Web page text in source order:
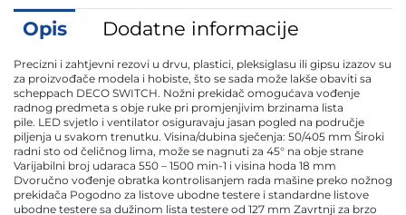
Opis Dodatne informacije
Precizni i zahtjevni rezovi u drvu, plastici, pleksiglasu ili gipsu izazov su
za proizvođače modela i hobiste, što se sada može lakše obaviti sa
scheppach DECO SWITCH. Nožni prekidač omogućava vođenje
radnog predmeta s obje ruke pri promjenjivim brzinama lista
pile. LED svjetlo i ventilator osiguravaju jasan pogled na područje
piljenja u svakom trenutku. Visina/dubina sječenja: 50/405 mm Široki
radni sto od čeličnog lima, može se nagnuti za 45° na obje strane
Varijabilni broj udaraca 550 – 1500 min-1 i visina hoda 18 mm
Dvoručno vođenje obratka kontrolisanjem rada mašine preko nožnog
prekidača Pogodno za listove ubodne testere i standardne listove
ubodne testere sa dužinom lista testere od 127 mm Zavrtnji za brzo